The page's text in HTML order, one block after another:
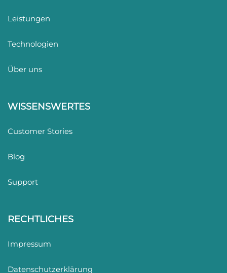
Leistungen
Technologien
Über uns
WISSENSWERTES
Customer Stories
Blog
Support
RECHTLICHES
Impressum
Datenschutzerklärung